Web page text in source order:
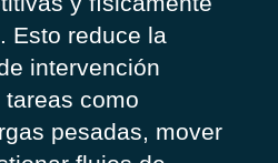
Esto reduce la
intervención
como
pesadas, mover